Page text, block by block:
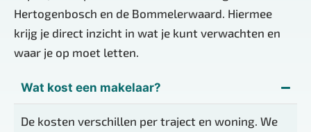
Hertogenbosch en de Bommelerwaard. Hiermee
krijg je direct inzicht in wat je kunt verwachten en
waar je op moet letten.
Wat kost een makelaar?
De kosten verschillen per traject en woning. We